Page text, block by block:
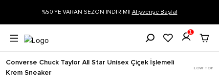
Siparişin 1-3 iş günü içerisinde kargoya verilecektir.
1
Converse Chuck Taylor All Star Unisex Çiçek İşlemeli
Krem Sneaker
LOW TOP